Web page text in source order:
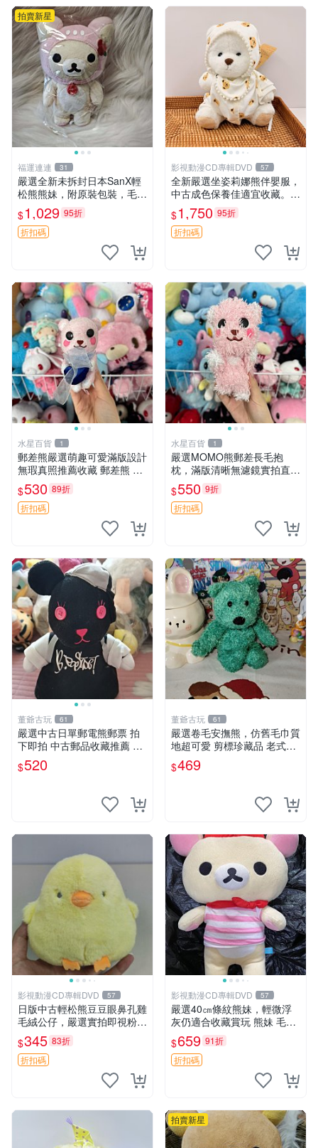
拍賣新星
福運連連 31
嚴選全新未拆封日本SanX輕
松熊熊妹，附原裝包裝，毛絨
質地極佳，細膩可愛，推薦收
藏兼送禮，適合女性好友或家
人，限量釋出。鬆熊、熊玩
$1,029 95折
折扣碼
影視動漫CD專輯DVD 57
全新嚴選坐姿莉娜熊伴嬰服，
中古成色保養佳適宜收藏。無
盒子但品質完好，快速出貨。
建議入手！ 中古 玩偶 滬漫
$1,750 95折
折扣碼
水星百貨 1
郵差熊嚴選萌趣可愛滿版設計
無瑕真照推薦收藏 郵差熊 熊
抱枕 紅薯啵啵間
$530 89折
折扣碼
水星百貨 1
嚴選MOMO熊郵差長毛抱
枕，滿版清晰無濾鏡實拍直
銷。每周新品到貨，不容錯
過！ 郵差熊 長毛 抱枕
$550 9折
折扣碼
董爺古玩 61
嚴選中古日單郵電熊郵票 拍
下即拍 中古郵品收藏推薦 郵
票 郵電熊 日本
$520
董爺古玩 61
嚴選卷毛安撫熊，仿舊毛巾質
地超可愛 剪標珍藏品 老式毛
巾質地 安撫熊 款式
$469
影視動漫CD專輯DVD 57
日版中古輕松熊豆豆眼鼻孔雞
毛絨公仔，嚴選實拍即視粉絲
必買 公仔紙箱氣泡膜精心包
裝快速發貨 輕松熊 公仔 雞毛
絨
$345 83折
折扣碼
影視動漫CD專輯DVD 57
嚴選40㎝條紋熊妹，輕微浮
灰仍適合收藏賞玩 熊妹 毛絨
玩具 浮雕熊
$659 91折
折扣碼
拍賣新星